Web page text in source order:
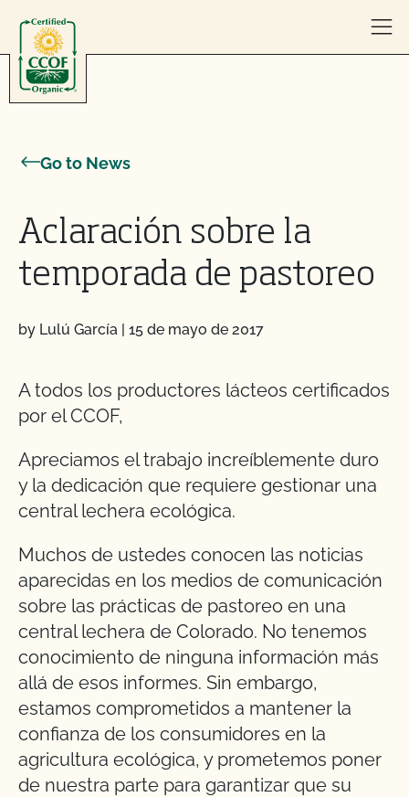
Go to News
Aclaración sobre la
temporada de pastoreo
by Lulú García | 15 de mayo de 2017
A todos los productores lácteos certificados
por el CCOF,
Apreciamos el trabajo increíblemente duro
y la dedicación que requiere gestionar una
central lechera ecológica.
Muchos de ustedes conocen las noticias
aparecidas en los medios de comunicación
sobre las prácticas de pastoreo en una
central lechera de Colorado. No tenemos
conocimiento de ninguna información más
allá de esos informes. Sin embargo,
estamos comprometidos a mantener la
confianza de los consumidores en la
agricultura ecológica, y prometemos poner
de nuestra parte para garantizar que su